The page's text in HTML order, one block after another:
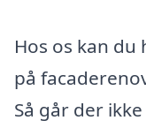
Hos os kan
på
Så går der